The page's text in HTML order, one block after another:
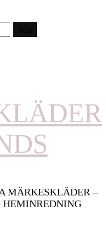
MÄRKESKLÄDER –
HEMINREDNING